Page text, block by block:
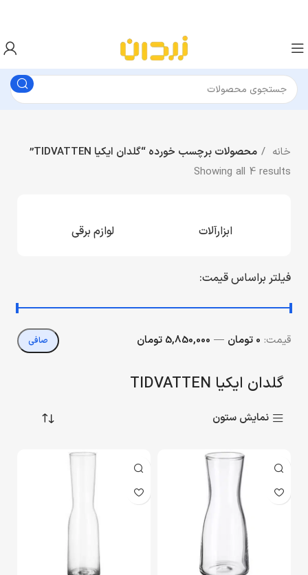
خانه
محصولات برچسب خورده “گلدان ایکیا TIDVATTEN”
Showing all 4 results
ابزارآلات لوازم برقی
فیلتر براساس قیمت:
صافی قيمت: 0 تومان — 5,850,000 تومان
گلدان ایکیا TIDVATTEN
نمایش ستون